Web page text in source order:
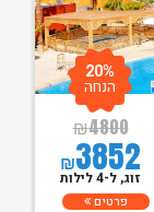
₪4800
₪3852
20%
הנחה
זוג, ל-4 לילות
פרטים